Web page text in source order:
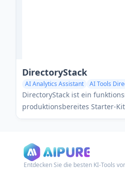
DirectoryStack
AI Analytics Assistant
AI Tools
AI Advertising Assistant
DirectoryStack ist ein
produktionsbereites Starter-
Aufbau von
KI-gestützte Inhaltserstellung,
anpassbare Komponenten und
umfassende Admin-Tools
Entdecken Sie die besten KI-Tools